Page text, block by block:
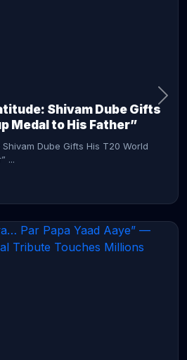
Shivam Dube Gifts
Medal to His Father”
Dube Gifts His T20 World
...